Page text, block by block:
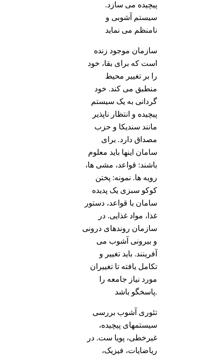
پیچیده می سازد.
سیستم آشوبی و
نامنظم می نماید
سازمان موجود زنده
است که برای بقا، خود
را بر تغییر محیط
منطبق می کند. خود
گردانی به یک سیستم
پیچیده و انتظار ناپذیر
مانند سندیکا و حزب
مصداق دارد. برای
سامان اینها باید معلوم
باشند: قواعد، مشی ها،
رویه ها. نمونه: پختن
کوکو سبزی یک پدیده
سامان با قواعد، دستور
غذا، مواد غذایی. در
سازمان روندهای درونی
و بیرونی آشوب می
آفرینند. باید تغییر و
تکامل یافته تا تغییران
مورد نیاز جامعه را
پاسخگو باشد.
تئوری آشوب بررسی
سیستمهای پیچیده،
غیرخطی، پویا ست. در
ریاضایات، فیزیک،